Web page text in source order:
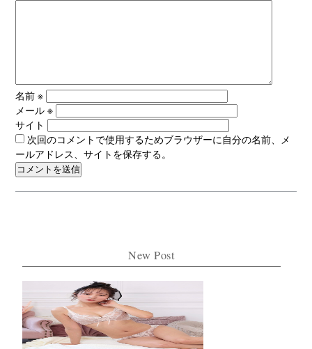
名前※
メール※
サイト
次回のコメントで使用するためブラウザーに自分の名前、メ
ールアドレス、サイトを保存する。
New Post